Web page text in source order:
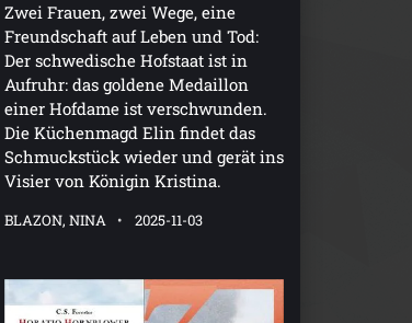
Zwei Frauen, zwei Wege, eine
Freundschaft auf Leben und Tod:
Der schwedische Hofstaat ist in
Aufruhr: das goldene Medaillon
einer Hofdame ist verschwunden.
Die Küchenmagd Elin findet das
Schmuckstück wieder und gerät ins
Visier von Königin Kristina.
BLAZON, NINA 2025-11-03